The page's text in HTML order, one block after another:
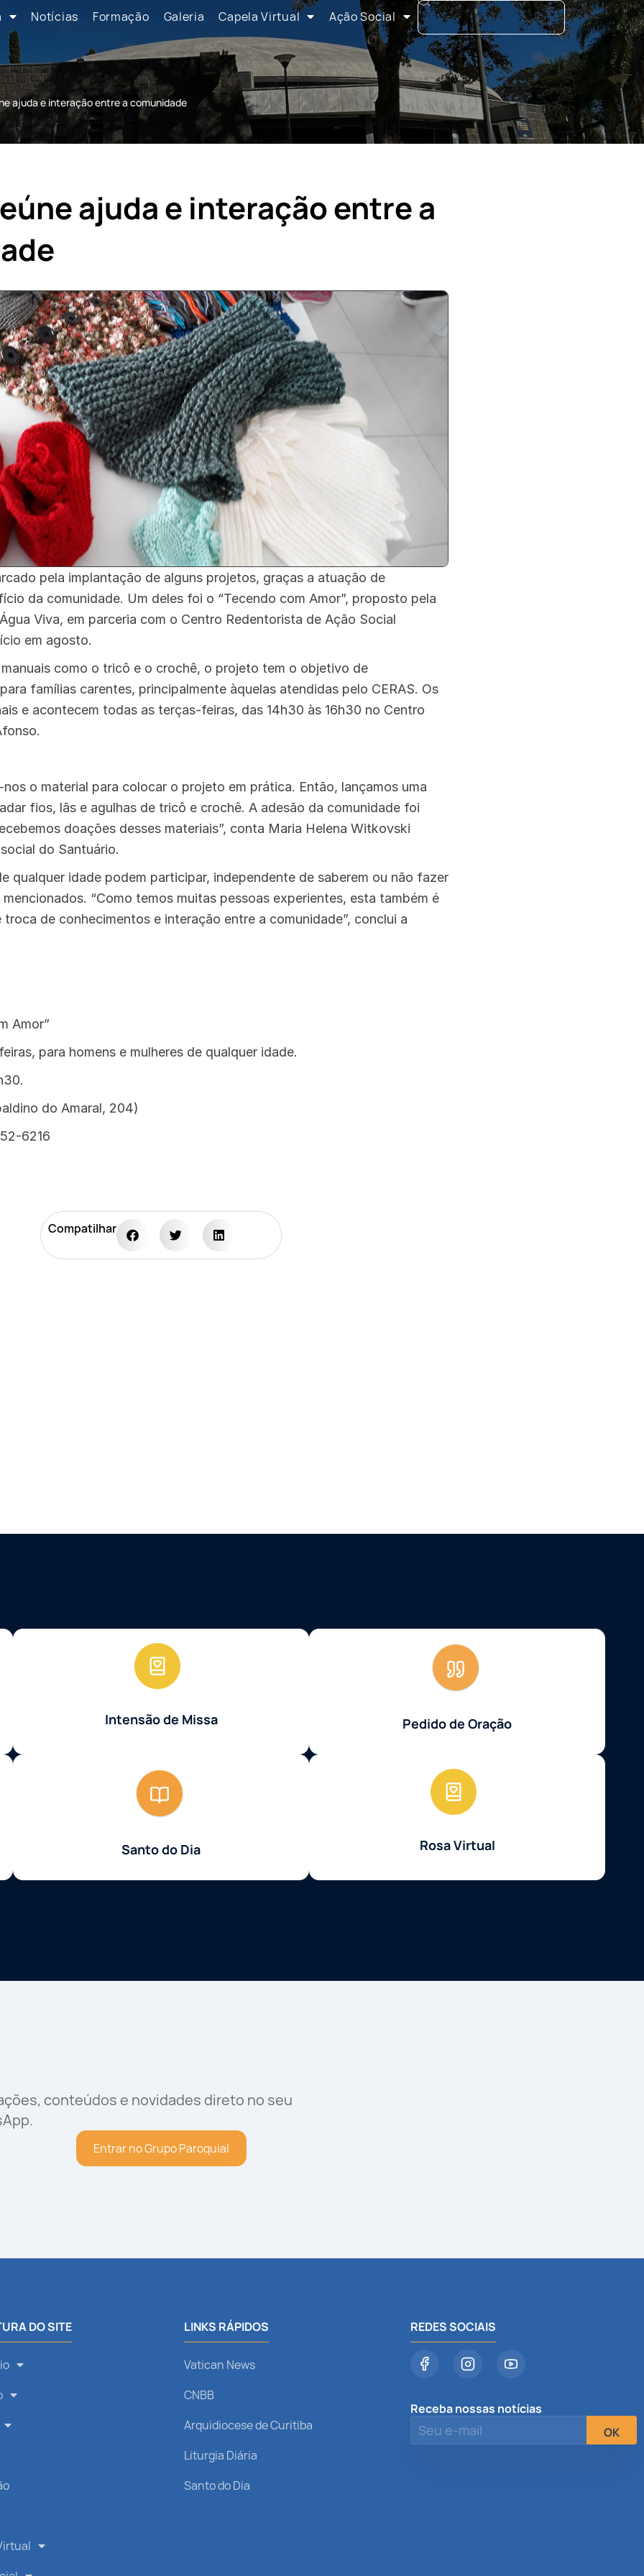
Notícias Formação Galeria Capela Virtual Ação Social
ajuda e interação entre a comunidade
ajuda e interação entre a
pela implantação de alguns projetos, graças a atuação de
da comunidade. Um deles foi o “Tecendo com Amor”, proposto pela
Viva, em parceria com o Centro Redentorista de Ação Social
em agosto.
como o tricô e o crochê, o projeto tem o objetivo de
famílias carentes, principalmente àquelas atendidas pelo CERAS. Os
e acontecem todas as terças-feiras, das 14h30 às 16h30 no Centro
o material para colocar o projeto em prática. Então, lançamos uma
fios, lãs e agulhas de tricô e crochê. A adesão da comunidade foi
doações desses materiais”, conta Maria Helena Witkovski
do Santuário.
qualquer idade podem participar, independente de saberem ou não fazer
“Como temos muitas pessoas experientes, esta também é
de conhecimentos e interação entre a comunidade”, conclui a
Amor”
para homens e mulheres de qualquer idade.
do Amaral, 204)
6216
Compatilhar
Intensão de Missa Pedido de Oração
Santo do Dia Rosa Virtual
conteúdos e novidades direto no seu
Entrar no Grupo Paroquial
DO SITE LINKS RÁPIDOS
Vatican News
CNBB
Arquidiocese de Curitiba
Liturgia Diária
Santo do Dia
REDES SOCIAIS
Receba nossas notícias